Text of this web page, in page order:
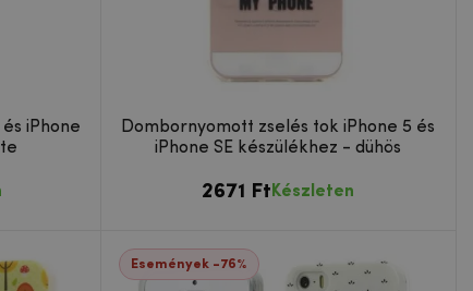
iPhone
Dombornyomott zselés tok iPhone 5 és
iPhone SE készülékhez - dühös
2671 Ft Készleten
Események -76%